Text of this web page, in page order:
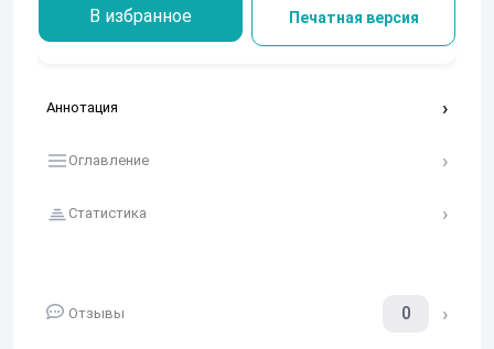
обывательское невежество и нежелание вникать в
суть искусства.
В избранное Печатная версия
Аннотация
Оглавление
Статистика
Отзывы 0